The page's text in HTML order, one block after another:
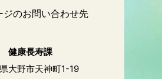
ジのお問い合わせ先
健康長寿課
大野市天神町1-19